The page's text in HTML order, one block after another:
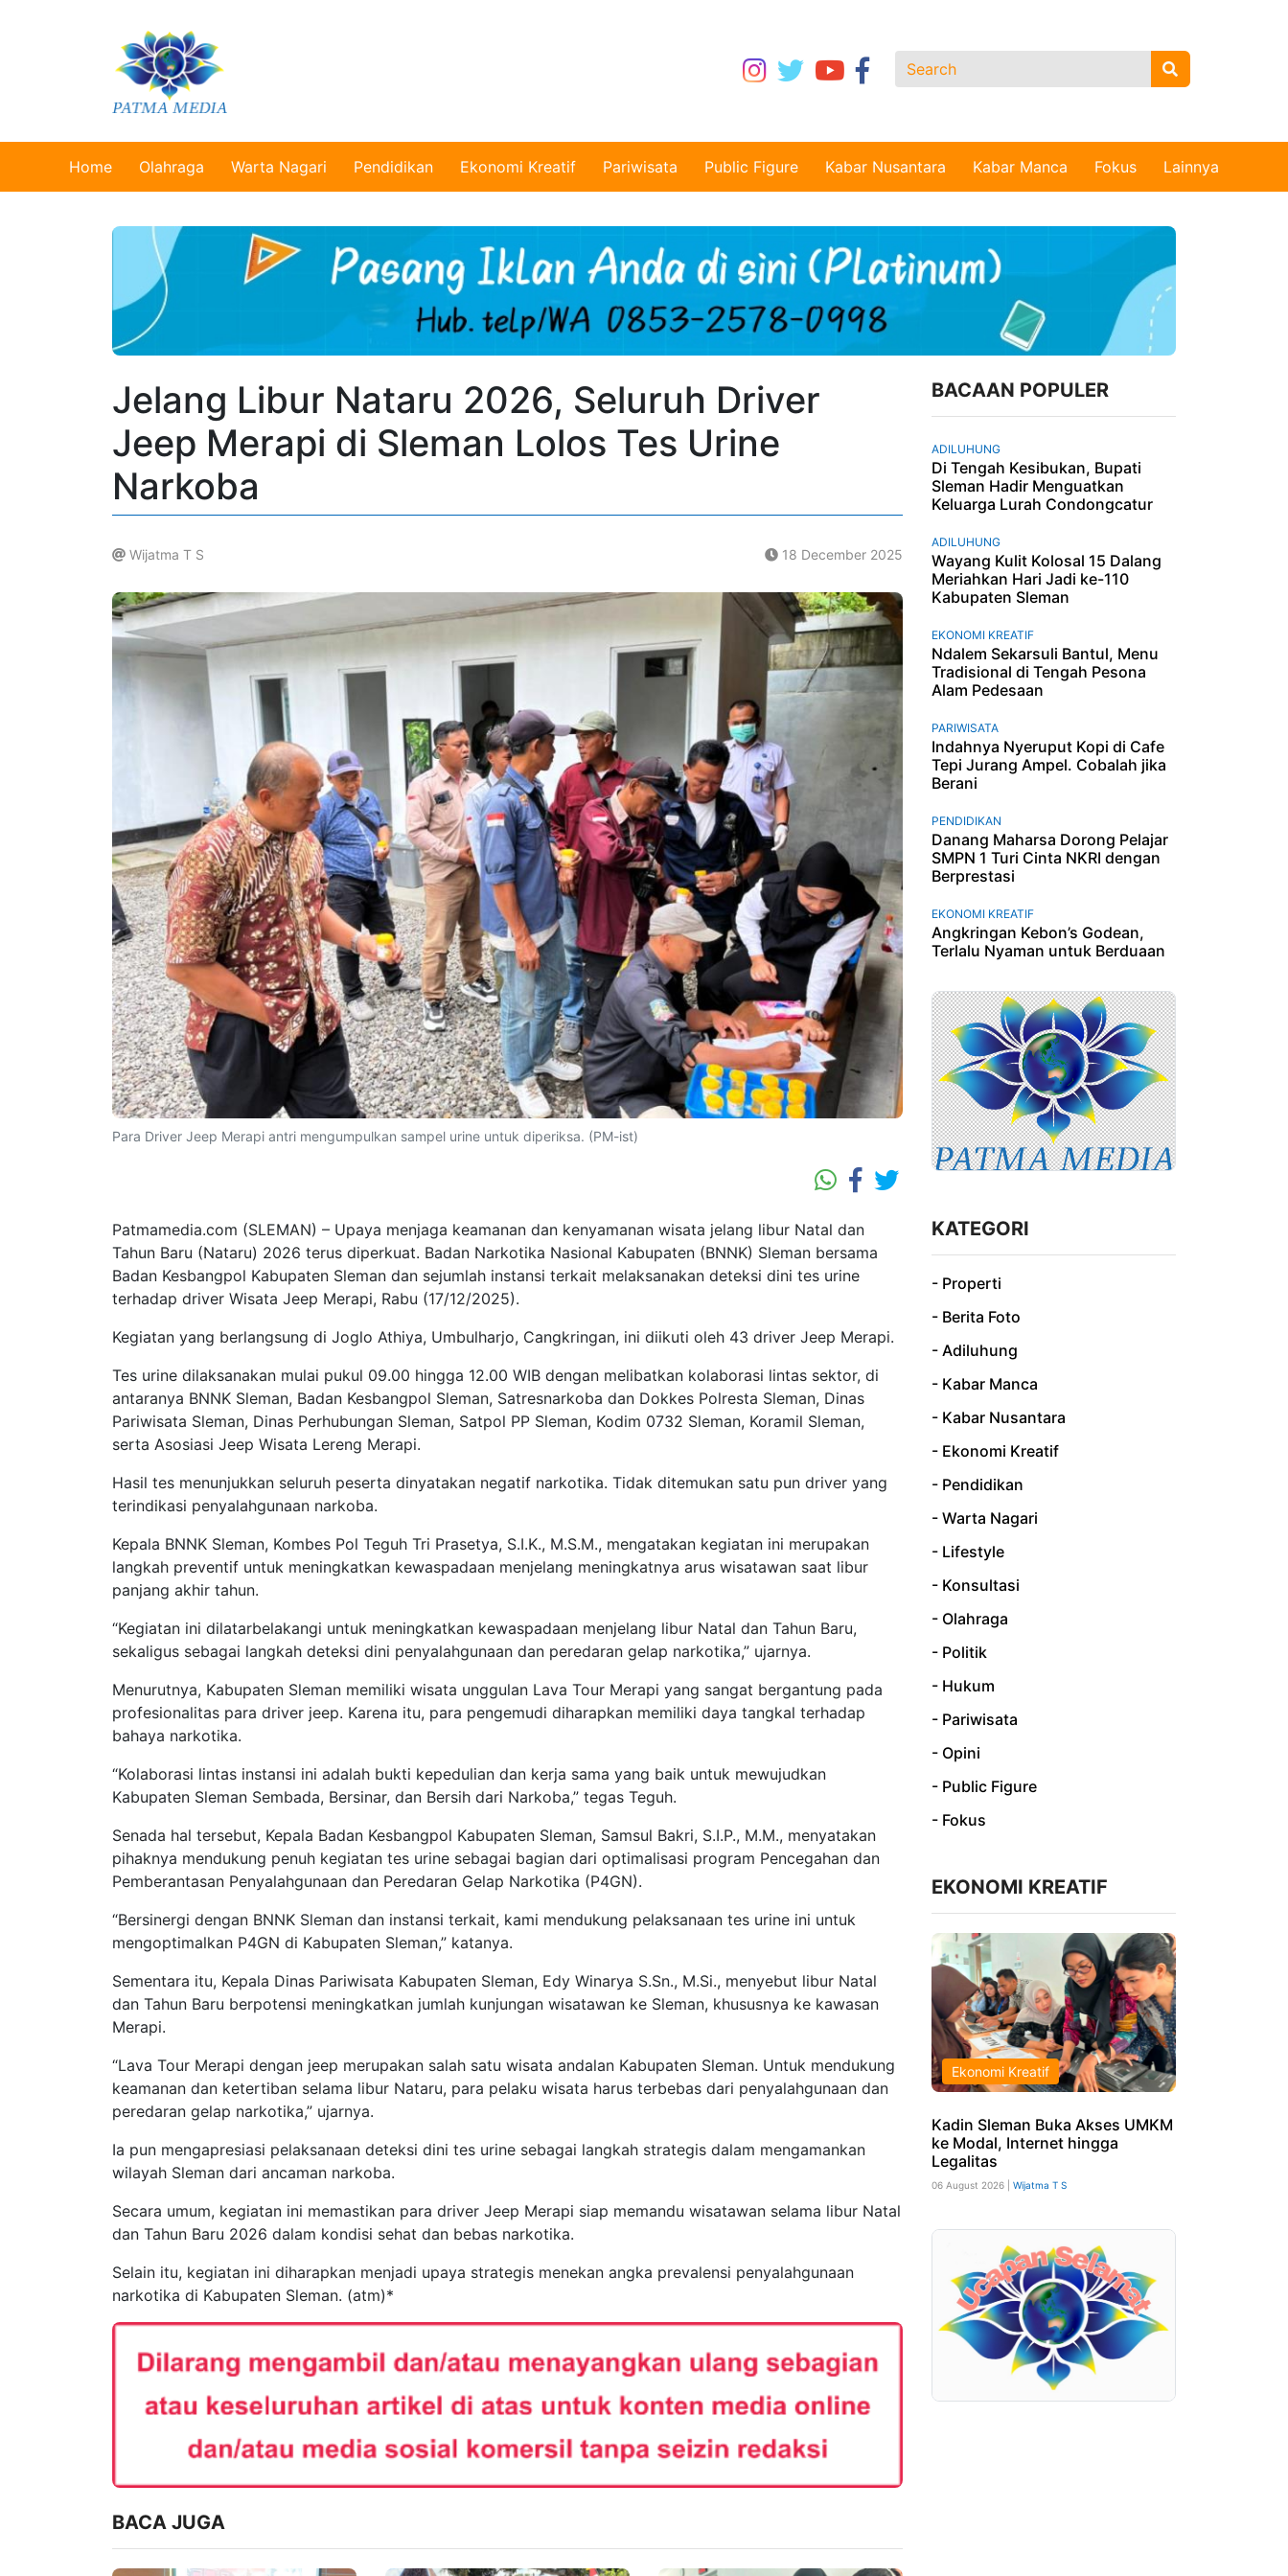
Home Olahraga Warta Nagari Pendidikan Ekonomi Kreatif Pariwisata Public Figure Kabar Nusantara Kabar Manca Fokus Lainnya
Jelang Libur Nataru 2026, Seluruh Driver
Jeep Merapi di Sleman Lolos Tes Urine
Narkoba
Wijatma T S 18 December 2025
Para Driver Jeep Merapi antri mengumpulkan sampel urine untuk diperiksa. (PM-ist)
Patmamedia.com (SLEMAN) – Upaya menjaga keamanan dan kenyamanan wisata jelang libur Natal dan
Tahun Baru (Nataru) 2026 terus diperkuat. Badan Narkotika Nasional Kabupaten (BNNK) Sleman bersama
Badan Kesbangpol Kabupaten Sleman dan sejumlah instansi terkait melaksanakan deteksi dini tes urine
terhadap driver Wisata Jeep Merapi, Rabu (17/12/2025).
Kegiatan yang berlangsung di Joglo Athiya, Umbulharjo, Cangkringan, ini diikuti oleh 43 driver Jeep Merapi.
Tes urine dilaksanakan mulai pukul 09.00 hingga 12.00 WIB dengan melibatkan kolaborasi lintas sektor, di
antaranya BNNK Sleman, Badan Kesbangpol Sleman, Satresnarkoba dan Dokkes Polresta Sleman, Dinas
Pariwisata Sleman, Dinas Perhubungan Sleman, Satpol PP Sleman, Kodim 0732 Sleman, Koramil Sleman,
serta Asosiasi Jeep Wisata Lereng Merapi.
Hasil tes menunjukkan seluruh peserta dinyatakan negatif narkotika. Tidak ditemukan satu pun driver yang
terindikasi penyalahgunaan narkoba.
Kepala BNNK Sleman, Kombes Pol Teguh Tri Prasetya, S.I.K., M.S.M., mengatakan kegiatan ini merupakan
langkah preventif untuk meningkatkan kewaspadaan menjelang meningkatnya arus wisatawan saat libur
panjang akhir tahun.
“Kegiatan ini dilatarbelakangi untuk meningkatkan kewaspadaan menjelang libur Natal dan Tahun Baru,
sekaligus sebagai langkah deteksi dini penyalahgunaan dan peredaran gelap narkotika,” ujarnya.
Menurutnya, Kabupaten Sleman memiliki wisata unggulan Lava Tour Merapi yang sangat bergantung pada
profesionalitas para driver jeep. Karena itu, para pengemudi diharapkan memiliki daya tangkal terhadap
bahaya narkotika.
“Kolaborasi lintas instansi ini adalah bukti kepedulian dan kerja sama yang baik untuk mewujudkan
Kabupaten Sleman Sembada, Bersinar, dan Bersih dari Narkoba,” tegas Teguh.
Senada hal tersebut, Kepala Badan Kesbangpol Kabupaten Sleman, Samsul Bakri, S.I.P., M.M., menyatakan
pihaknya mendukung penuh kegiatan tes urine sebagai bagian dari optimalisasi program Pencegahan dan
Pemberantasan Penyalahgunaan dan Peredaran Gelap Narkotika (P4GN).
“Bersinergi dengan BNNK Sleman dan instansi terkait, kami mendukung pelaksanaan tes urine ini untuk
mengoptimalkan P4GN di Kabupaten Sleman,” katanya.
Sementara itu, Kepala Dinas Pariwisata Kabupaten Sleman, Edy Winarya S.Sn., M.Si., menyebut libur Natal
dan Tahun Baru berpotensi meningkatkan jumlah kunjungan wisatawan ke Sleman, khususnya ke kawasan
Merapi.
“Lava Tour Merapi dengan jeep merupakan salah satu wisata andalan Kabupaten Sleman. Untuk mendukung
keamanan dan ketertiban selama libur Nataru, para pelaku wisata harus terbebas dari penyalahgunaan dan
peredaran gelap narkotika,” ujarnya.
Ia pun mengapresiasi pelaksanaan deteksi dini tes urine sebagai langkah strategis dalam mengamankan
wilayah Sleman dari ancaman narkoba.
Secara umum, kegiatan ini memastikan para driver Jeep Merapi siap memandu wisatawan selama libur Natal
dan Tahun Baru 2026 dalam kondisi sehat dan bebas narkotika.
Selain itu, kegiatan ini diharapkan menjadi upaya strategis menekan angka prevalensi penyalahgunaan
narkotika di Kabupaten Sleman. (atm)*
BACA JUGA
BACAAN POPULER
ADILUHUNG
Di Tengah Kesibukan, Bupati
Sleman Hadir Menguatkan
Keluarga Lurah Condongcatur
ADILUHUNG
Wayang Kulit Kolosal 15 Dalang
Meriahkan Hari Jadi ke-110
Kabupaten Sleman
EKONOMI KREATIF
Ndalem Sekarsuli Bantul, Menu
Tradisional di Tengah Pesona
Alam Pedesaan
PARIWISATA
Indahnya Nyeruput Kopi di Cafe
Tepi Jurang Ampel. Cobalah jika
Berani
PENDIDIKAN
Danang Maharsa Dorong Pelajar
SMPN 1 Turi Cinta NKRI dengan
Berprestasi
EKONOMI KREATIF
Angkringan Kebon’s Godean,
Terlalu Nyaman untuk Berduaan
KATEGORI
- Properti
- Berita Foto
- Adiluhung
- Kabar Manca
- Kabar Nusantara
- Ekonomi Kreatif
- Pendidikan
- Warta Nagari
- Lifestyle
- Konsultasi
- Olahraga
- Politik
- Hukum
- Pariwisata
- Opini
- Public Figure
- Fokus
EKONOMI KREATIF
Ekonomi Kreatif
Kadin Sleman Buka Akses UMKM
ke Modal, Internet hingga
Legalitas
06 August 2026 | Wijatma T S